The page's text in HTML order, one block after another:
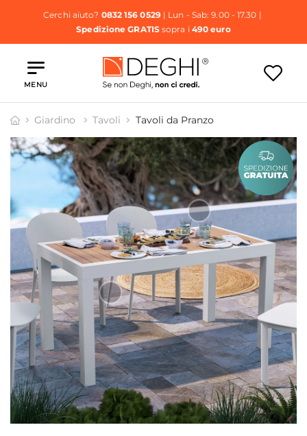
Cerchi aiuto? 0832 156 0529| Lun - Sab: 9.00 - 17.30 |
Spedizione GRATISsopra i 490 euro
MENU
Giardino Tavoli Tavoli da Pranzo